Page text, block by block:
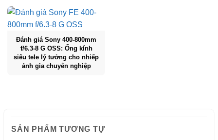
Đánh giá Sony 400-800mm
f/6.3-8 G OSS: Ống kính
siêu tele lý tưởng cho nhiếp
ảnh gia chuyên nghiệp
SẢN PHẨM TƯƠNG TỰ